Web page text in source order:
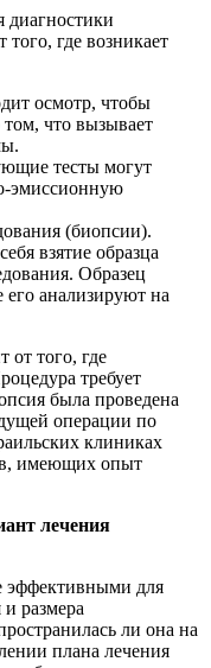
диагностики
где возникает
осмотр, чтобы
что вызывает
тесты могут
эмиссионную
(биопсии).
взятие образца
Образец
его анализируют на
от того, где
требует
была проведена
операции по
клиниках
имеющих опыт
лечения
эффективными для
размера
ли она на
плана лечения